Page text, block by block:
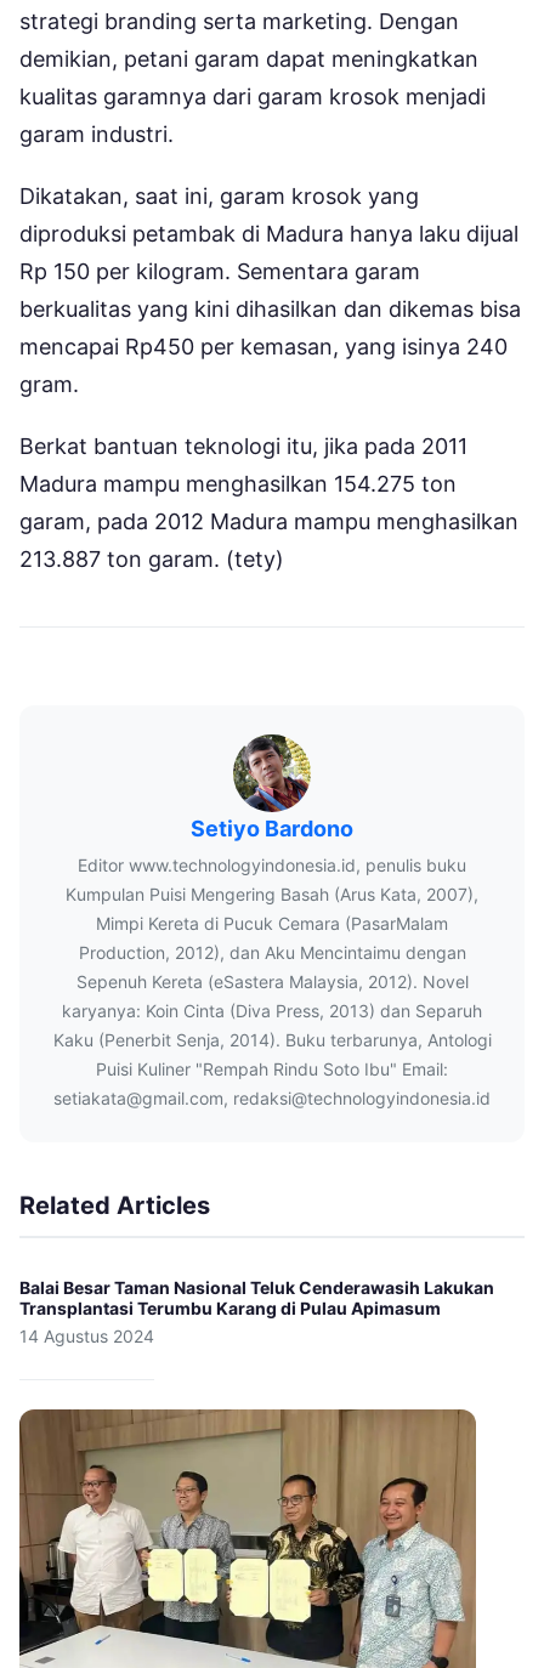
strategi branding serta marketing. Dengan
demikian, petani garam dapat meningkatkan
kualitas garamnya dari garam krosok menjadi
garam industri.
Dikatakan, saat ini, garam krosok yang
diproduksi petambak di Madura hanya laku dijual
Rp 150 per kilogram. Sementara garam
berkualitas yang kini dihasilkan dan dikemas bisa
mencapai Rp450 per kemasan, yang isinya 240
gram.
Berkat bantuan teknologi itu, jika pada 2011
Madura mampu menghasilkan 154.275 ton
garam, pada 2012 Madura mampu menghasilkan
213.887 ton garam. (tety)
Setiyo Bardono
Editor www.technologyindonesia.id, penulis buku
Kumpulan Puisi Mengering Basah (Arus Kata, 2007),
Mimpi Kereta di Pucuk Cemara (PasarMalam
Production, 2012), dan Aku Mencintaimu dengan
Sepenuh Kereta (eSastera Malaysia, 2012). Novel
karyanya: Koin Cinta (Diva Press, 2013) dan Separuh
Kaku (Penerbit Senja, 2014). Buku terbarunya, Antologi
Puisi Kuliner "Rempah Rindu Soto Ibu" Email:
setiakata@gmail.com, redaksi@technologyindonesia.id
Related Articles
Balai Besar Taman Nasional Teluk Cenderawasih Lakukan
Transplantasi Terumbu Karang di Pulau Apimasum
14 Agustus 2024